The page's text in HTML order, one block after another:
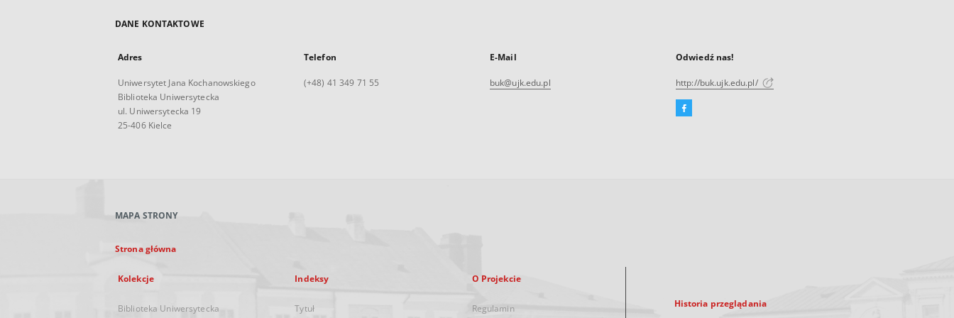
DANE KONTAKTOWE
Adres
Uniwersytet Jana Kochanowskiego
Biblioteka Uniwersytecka
ul. Uniwersytecka 19
25-406 Kielce
Telefon
(+48) 41 349 71 55
E-Mail
buk@ujk.edu.pl
Odwiedź nas!
http://buk.ujk.edu.pl/
Facebook
MAPA STRONY
Strona główna
Kolekcje
Biblioteka Uniwersytecka
Indeksy
Tytuł
O Projekcie
Regulamin Historia przeglądania